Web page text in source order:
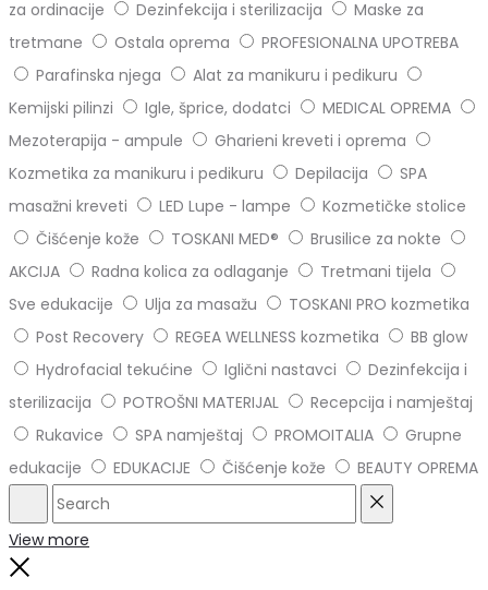
za ordinacije
Dezinfekcija i sterilizacija
Maske za
tretmane
Ostala oprema
PROFESIONALNA UPOTREBA
Parafinska njega
Alat za manikuru i pedikuru
Kemijski pilinzi
Igle, šprice, dodatci
MEDICAL OPREMA
Mezoterapija - ampule
Gharieni kreveti i oprema
Kozmetika za manikuru i pedikuru
Depilacija
SPA
masažni kreveti
LED Lupe - lampe
Kozmetičke stolice
Čišćenje kože
TOSKANI MED®️
Brusilice za nokte
AKCIJA
Radna kolica za odlaganje
Tretmani tijela
Sve edukacije
Ulja za masažu
TOSKANI PRO kozmetika
Post Recovery
REGEA WELLNESS kozmetika
BB glow
Hydrofacial tekućine
Iglični nastavci
Dezinfekcija i
sterilizacija
POTROŠNI MATERIJAL
Recepcija i namještaj
Rukavice
SPA namještaj PROMOITALIA
Grupne
edukacije
EDUKACIJE Čišćenje kože BEAUTY OPREMA
Search
View more